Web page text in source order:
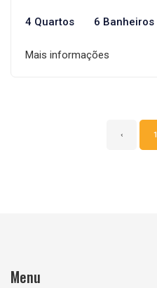
4 Quartos 6 Banheiros
Mais informações
‹ 1
Menu